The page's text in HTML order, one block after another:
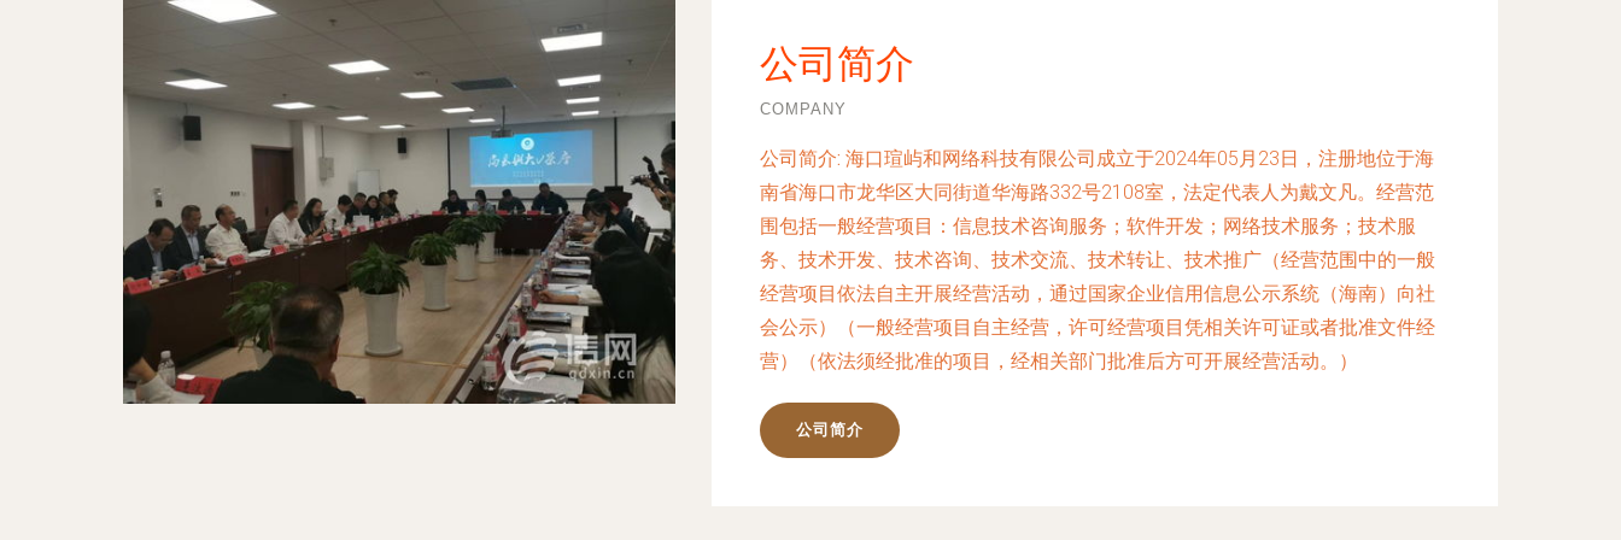
公司简介
COMPANY
公司简介: 海口瑄屿和网络科技有限公司成立于2024年05月23日，注册地位于海
南省海口市龙华区大同街道华海路332号2108室，法定代表人为戴文凡。经营范
围包括一般经营项目：信息技术咨询服务；软件开发；网络技术服务；技术服
务、技术开发、技术咨询、技术交流、技术转让、技术推广（经营范围中的一般
经营项目依法自主开展经营活动，通过国家企业信用信息公示系统（海南）向社
会公示）（一般经营项目自主经营，许可经营项目凭相关许可证或者批准文件经
营）（依法须经批准的项目，经相关部门批准后方可开展经营活动。）
公司简介